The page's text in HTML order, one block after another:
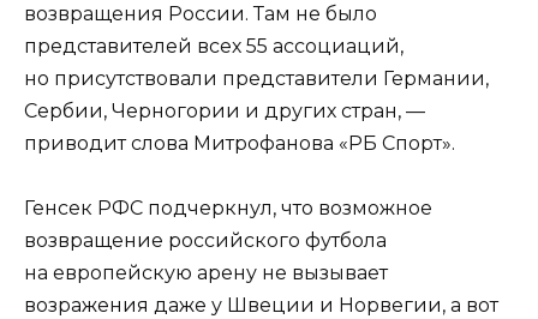
возвращения России. Там не было
представителей всех 55 ассоциаций,
но присутствовали представители Германии,
Сербии, Черногории и других стран, —
приводит слова Митрофанова «РБ Спорт».
Генсек РФС подчеркнул, что возможное
возвращение российского футбола
на европейскую арену не вызывает
возражения даже у Швеции и Норвегии, а вот